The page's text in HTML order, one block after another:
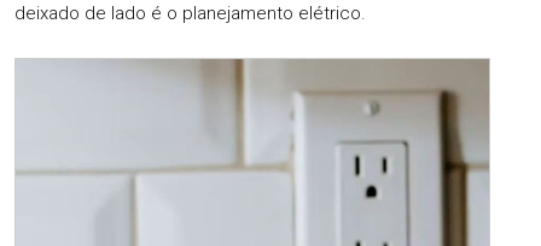
deixado de lado é o planejamento elétrico.